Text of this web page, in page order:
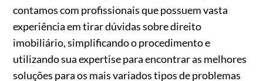
contamos com profissionais que possuem vasta
experiência em tirar dúvidas sobre direito
imobiliário, simplificando o procedimento e
utilizando sua expertise para encontrar as melhores
soluções para os mais variados tipos de problemas